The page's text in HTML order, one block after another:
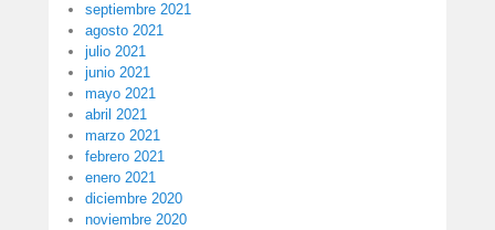
septiembre 2021
agosto 2021
julio 2021
junio 2021
mayo 2021
abril 2021
marzo 2021
febrero 2021
enero 2021
diciembre 2020
noviembre 2020